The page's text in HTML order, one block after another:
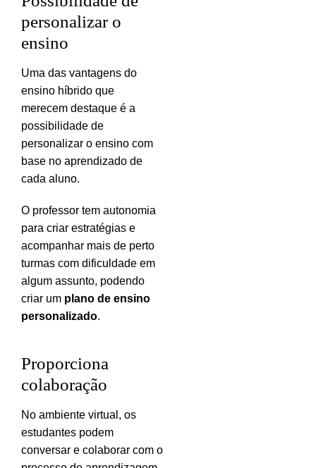
personalizar o
ensino
Uma das vantagens do
ensino híbrido que
merecem destaque é a
possibilidade de
personalizar o ensino com
base no aprendizado de
cada aluno.
O professor tem autonomia
para criar estratégias e
acompanhar mais de perto
turmas com dificuldade em
algum assunto, podendo
criar um plano de ensino
personalizado.
Proporciona
colaboração
No ambiente virtual, os
estudantes podem
conversar e colaborar com o